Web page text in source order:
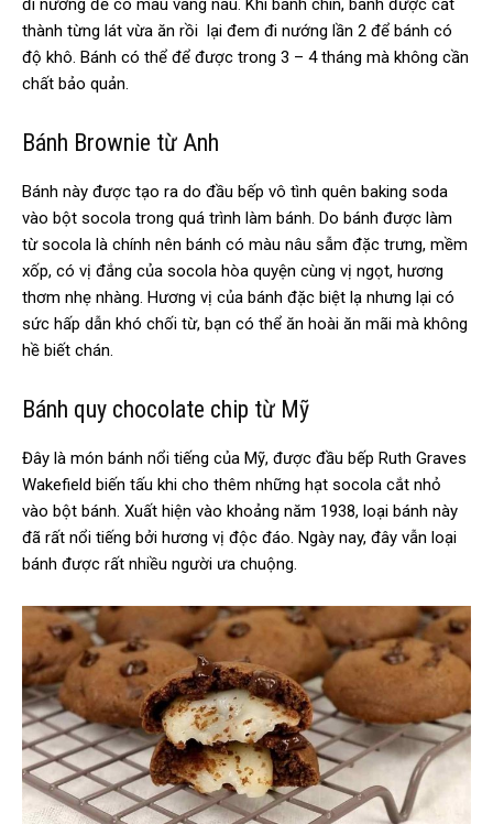
đi nướng để có màu vàng nâu. Khi bánh chín, bánh được cắt
thành từng lát vừa ăn rồi lại đem đi nướng lần 2 để bánh có
độ khô. Bánh có thể để được trong 3 – 4 tháng mà không cần
chất bảo quản.
Bánh Brownie từ Anh
Bánh này được tạo ra do đầu bếp vô tình quên baking soda
vào bột socola trong quá trình làm bánh. Do bánh được làm
từ socola là chính nên bánh có màu nâu sẫm đặc trưng, mềm
xốp, có vị đắng của socola hòa quyện cùng vị ngọt, hương
thơm nhẹ nhàng. Hương vị của bánh đặc biệt lạ nhưng lại có
sức hấp dẫn khó chối từ, bạn có thể ăn hoài ăn mãi mà không
hề biết chán.
Bánh quy chocolate chip từ Mỹ
Đây là món bánh nổi tiếng của Mỹ, được đầu bếp Ruth Graves
Wakefield biến tấu khi cho thêm những hạt socola cắt nhỏ
vào bột bánh. Xuất hiện vào khoảng năm 1938, loại bánh này
đã rất nổi tiếng bởi hương vị độc đáo. Ngày nay, đây vẫn loại
bánh được rất nhiều người ưa chuộng.